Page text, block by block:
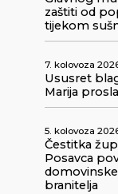
zaštiti od
tijekom
7. kolovoza
Ususret
Marija
5. kolovoza
Čestitka
Posavca
branitelja